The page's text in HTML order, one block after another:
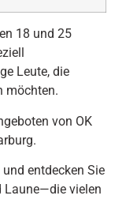
18 und 25
Leute, die
möchten.
von OK
entdecken Sie
Laune—die vielen